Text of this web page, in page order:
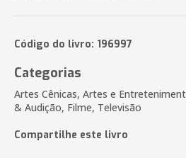
Código do livro: 196997
Categorias
Artes Cênicas, Artes e
& Audição, Filme, Televisão
Compartilhe este livro